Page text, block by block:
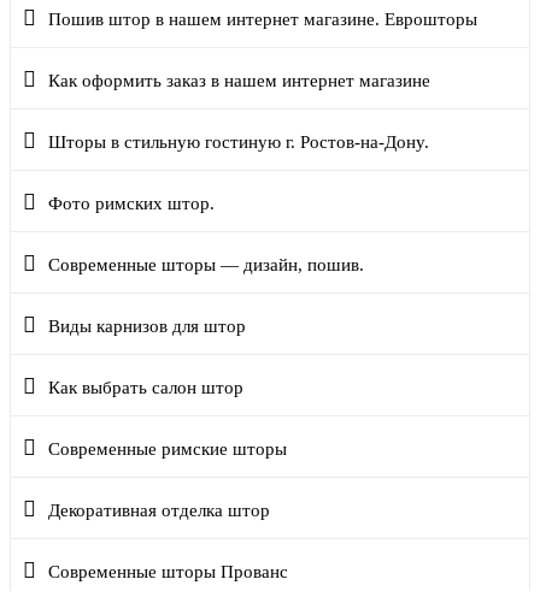
Пошив штор в нашем интернет магазине. Еврошторы
Как оформить заказ в нашем интернет магазине
Шторы в стильную гостиную г. Ростов-на-Дону.
Фото римских штор.
Современные шторы — дизайн, пошив.
Виды карнизов для штор
Как выбрать салон штор
Современные римские шторы
Декоративная отделка штор
Современные шторы Прованс